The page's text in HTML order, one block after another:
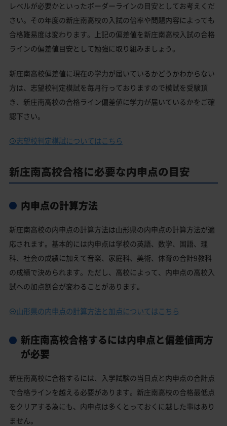
レベルが必要かといったボーダーラインの目安としてお考えくだ
さい。その年度の新庄南高校の入試の倍率や問題内容によっても
合格難易度は変わります。上記の偏差値を新庄南高校入試の合格
ラインの偏差値目安として勉強に取り組みましょう。
新庄南高校偏差値に現在の学力が届いているかどうかわからない
方は、志望校判定模試を毎月行っておりますので模試を受験頂
き、新庄南高校の合格ライン偏差値に学力が届いているかをご確
認下さい。
志望校判定模試についてはこちら
新庄南高校合格に必要な内申点の目安
内申点の計算方法
新庄南高校の内申点の計算方法は山形県の内申点の計算方法が適
応されます。基本的には内申点は学校の英語、数学、国語、理
科、社会の成績に加えて音楽、家庭科、美術、体育の合計9教科
の成績で決められます。ただし、高校によって、内申点の高校入
試への加点割合が変わることがあります。
山形県の内申点の計算方法と加点についてはこちら
新庄南高校合格するには内申点と偏差値両方
が必要
新庄南高校に合格するには、入学試験の当日点と内申点の合計点
で合格ラインを越える必要があります。新庄南高校の合格最低点
をクリアする為にも、内申点は多くとっておくに越した事はあり
ません。